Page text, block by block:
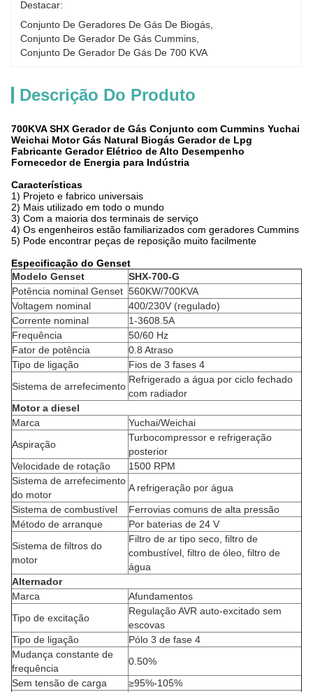
Destacar:
Conjunto De Geradores De Gás De Biogás
Conjunto De Gerador De Gás Cummins
Conjunto De Gerador De Gás De 700 KVA
Descrição Do Produto
700KVA SHX Gerador de Gás Conjunto com Cummins Yuchai
Weichai Motor Gás Natural Biogás Gerador de Lpg
Fabricante Gerador Elétrico de Alto Desempenho
Fornecedor de Energia para Indústria
Características
1) Projeto e fabrico universais
2) Mais utilizado em todo o mundo
3) Com a maioria dos terminais de serviço
4) Os engenheiros estão familiarizados com geradores Cummins
5) Pode encontrar peças de reposição muito facilmente
Especificação do Genset
Modelo Genset
SHX-700-G
Potência nominal Genset 560KW/700KVA
Voltagem nominal
400/230V (regulado)
Corrente nominal
1-3608.5A
Frequência
50/60 Hz
Fator de potência
0.8 Atraso
Tipo de ligação
Fios de 3 fases 4
Sistema de arrefecimento
Refrigerado a água por ciclo fechado
com radiador
Motor a diesel
Marca
Yuchai/Weichai
Aspiração
Turbocompressor e refrigeração
posterior
Velocidade de rotação
1500 RPM
Sistema de arrefecimento
do motor
A refrigeração por água
Sistema de combustível
Ferrovias comuns de alta pressão
Método de arranque
Por baterias de 24 V
Sistema de filtros do
motor
Filtro de ar tipo seco, filtro de
combustível, filtro de óleo, filtro de
água
Alternador
Marca
Afundamentos
Tipo de excitação
Regulação AVR auto-excitado sem
escovas
Tipo de ligação
Pólo 3 de fase 4
Mudança constante de
frequência
0.50%
Sem tensão de carga
≥95%-105%